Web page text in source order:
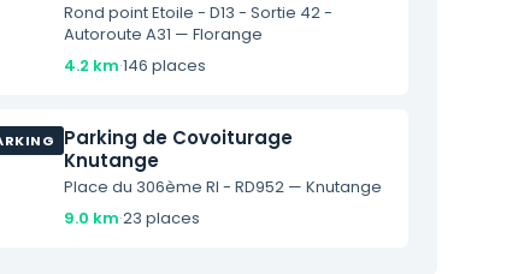
Rond point Etoile - D13 - Sortie 42 -
Autoroute A31 — Florange
4.2 km·146 places
Parking de Covoiturage
Knutange
Place du 306ème RI - RD952 — Knutange
9.0 km·23 places